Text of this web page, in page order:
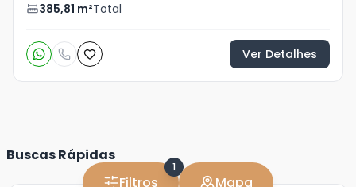
Filtros
1
Mapa
385,81 m²Total
Ver Detalhes
Buscas Rápidas